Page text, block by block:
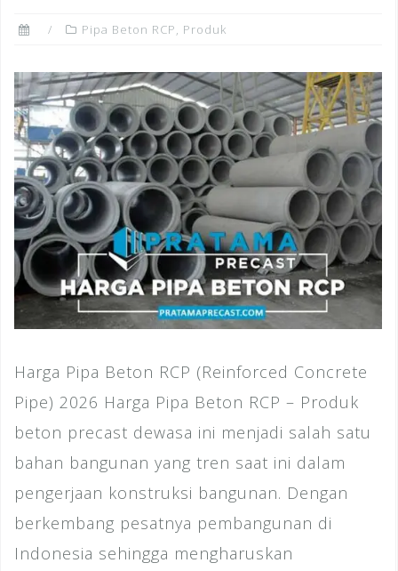
Pipa Beton RCP, Produk
Harga Pipa Beton RCP (Reinforced Concrete
Pipe) 2026 Harga Pipa Beton RCP – Produk
beton precast dewasa ini menjadi salah satu
bahan bangunan yang tren saat ini dalam
pengerjaan konstruksi bangunan. Dengan
berkembang pesatnya pembangunan di
Indonesia sehingga mengharuskan